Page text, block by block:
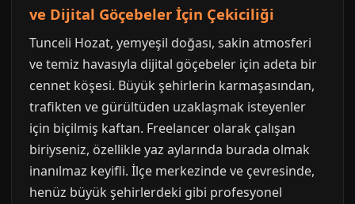
ve Dijital Göçebeler İçin Çekiciliği
Tunceli Hozat, yemyeşil doğası, sakin atmosferi
ve temiz havasıyla dijital göçebeler için adeta bir
cennet köşesi. Büyük şehirlerin karmaşasından,
trafikten ve gürültüden uzaklaşmak isteyenler
için biçilmiş kaftan. Freelancer olarak çalışan
biriyseniz, özellikle yaz aylarında burada olmak
inanılmaz keyifli. İlçe merkezinde ve çevresinde,
henüz büyük şehirlerdeki gibi profesyonel